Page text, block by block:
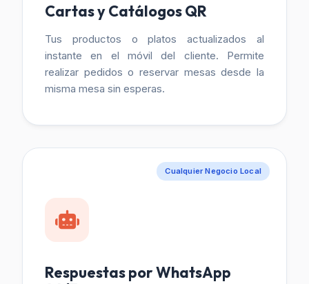
Cartas y Catálogos QR
Tus productos o platos actualizados al
instante en el móvil del cliente. Permite
realizar pedidos o reservar mesas desde la
misma mesa sin esperas.
Cualquier Negocio Local
Respuestas por WhatsApp